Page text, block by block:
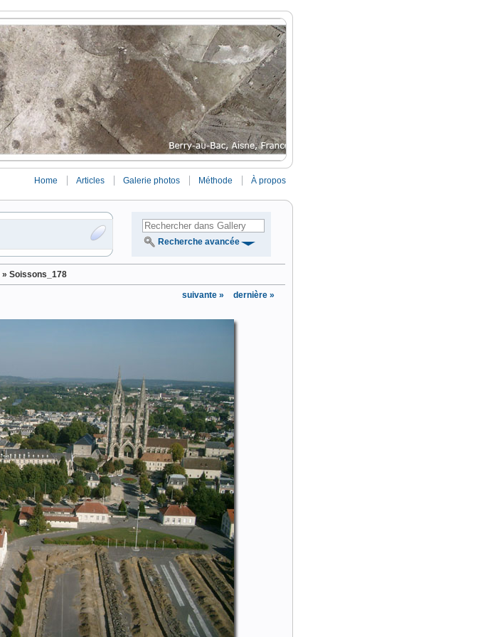
Home Articles Galerie photos Méthode À propos
Recherche avancée
» Soissons_178
suivante » dernière »